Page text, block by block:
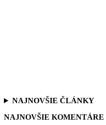
NAJNOVŠIE ČLÁNKY
NAJNOVŠIE KOMENTÁRE